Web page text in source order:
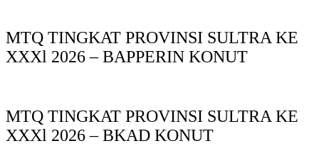
MTQ TINGKAT PROVINSI SULTRA KE
XXXl 2026 – BAPPERIN KONUT
MTQ TINGKAT PROVINSI SULTRA KE
XXXl 2026 – BKAD KONUT